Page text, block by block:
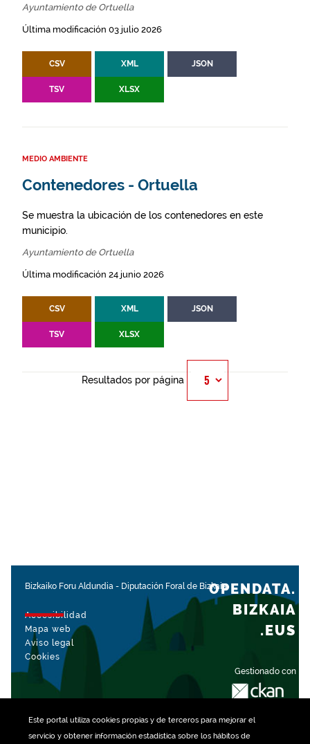
Este portal utiliza cookiespropias y de terceros para mejorar el
servicio y obtener información estadística sobre los hábitos de
Ayuntamiento de Ortuella
Última modificación 03 julio 2026
CSV XML JSON
TSV XLSX
MEDIO AMBIENTE
Contenedores - Ortuella
Se muestra la ubicación de los contenedores en este
municipio.
Ayuntamiento de Ortuella
Última modificación 24 junio 2026
CSV XML JSON
TSV XLSX
Resultados por página
Bizkaiko Foru Aldundia - Diputación Foral de Bizkaia
Accesibilidad
Mapa web
Aviso legal
Cookies
Gestionado con
OPENDATA.
BIZKAIA
.EUS